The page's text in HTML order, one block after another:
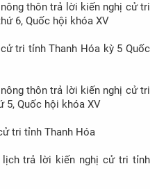
thôn trả lời kiến nghị cử tri
6, Quốc hội khóa XV
tri tỉnh Thanh Hóa kỳ 5 Quốc
thôn trả lời kiến nghị cử tri
5, Quốc hội khóa XV
tri tỉnh Thanh Hóa
lịch trả lời kiến nghị cử tri tỉnh